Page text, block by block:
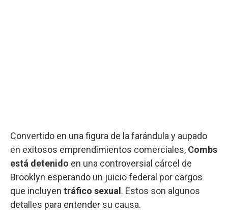
Convertido en una figura de la farándula y aupado
en exitosos emprendimientos comerciales, Combs
está detenido en una controversial cárcel de
Brooklyn esperando un juicio federal por cargos
que incluyen tráfico sexual . Estos son algunos
detalles para entender su causa.